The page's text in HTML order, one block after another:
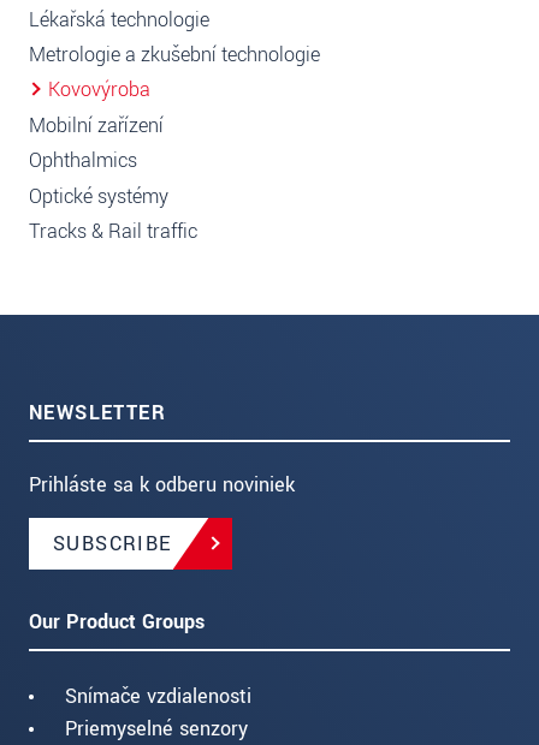
Lékařská technologie
Metrologie a zkušební technologie
Kovovýroba
Mobilní zařízení
Ophthalmics
Optické systémy
Tracks & Rail traffic
NEWSLETTER
Prihláste sa k odberu noviniek
SUBSCRIBE
Our Product Groups
Snímače vzdialenosti
Priemyselné senzory